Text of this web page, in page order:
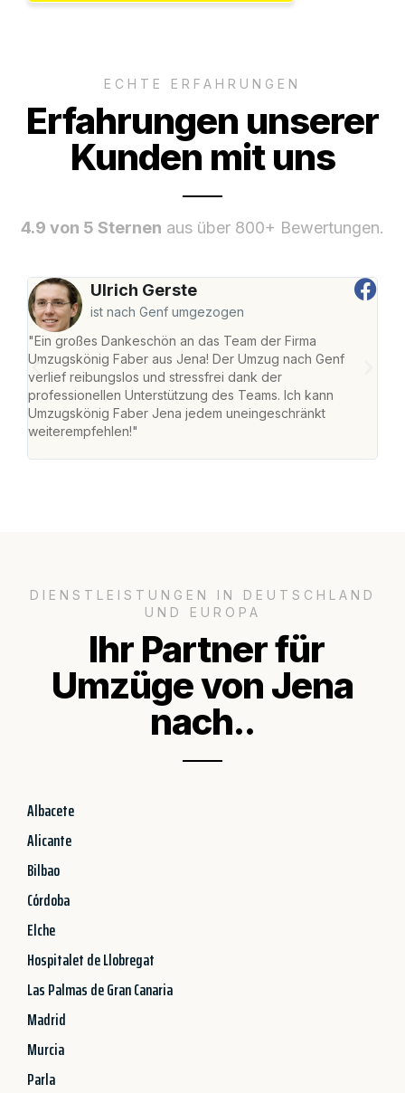
ECHTE ERFAHRUNGEN
Erfahrungen unserer
Kunden mit uns
4.9 von 5 Sternen aus über 800+ Bewertungen.
Ulrich Gerste
ist nach Genf umgezogen
"Ein großes Dankeschön an das Team der Firma
Umzugskönig Faber aus Jena! Der Umzug nach Genf
verlief reibungslos und stressfrei dank der
professionellen Unterstützung des Teams. Ich kann
Umzugskönig Faber Jena jedem uneingeschränkt
weiterempfehlen!"
DIENSTLEISTUNGEN IN DEUTSCHLAND
UND EUROPA
Ihr Partner für
Umzüge von Jena
nach..
Albacete
Alicante
Bilbao
Córdoba
Elche
Hospitalet de Llobregat
Las Palmas de Gran Canaria
Madrid
Murcia
Parla